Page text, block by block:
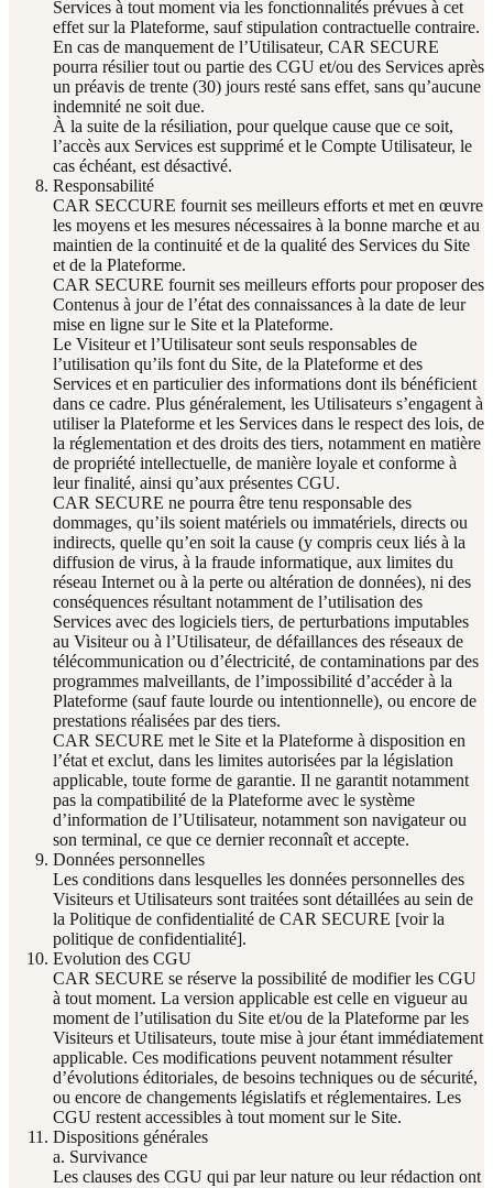
Services à tout moment via les fonctionnalités prévues à cet
effet sur la Plateforme, sauf stipulation contractuelle contraire.
En cas de manquement de l’Utilisateur, CAR SECURE
pourra résilier tout ou partie des CGU et/ou des Services après
un préavis de trente (30) jours resté sans effet, sans qu’aucune
indemnité ne soit due.
À la suite de la résiliation, pour quelque cause que ce soit,
l’accès aux Services est supprimé et le Compte Utilisateur, le
cas échéant, est désactivé.
Responsabilité
CAR SECCURE fournit ses meilleurs efforts et met en œuvre
les moyens et les mesures nécessaires à la bonne marche et au
maintien de la continuité et de la qualité des Services du Site
et de la Plateforme.
CAR SECURE fournit ses meilleurs efforts pour proposer des
Contenus à jour de l’état des connaissances à la date de leur
mise en ligne sur le Site et la Plateforme.
Le Visiteur et l’Utilisateur sont seuls responsables de
l’utilisation qu’ils font du Site, de la Plateforme et des
Services et en particulier des informations dont ils bénéficient
dans ce cadre. Plus généralement, les Utilisateurs s’engagent à
utiliser la Plateforme et les Services dans le respect des lois, de
la réglementation et des droits des tiers, notamment en matière
de propriété intellectuelle, de manière loyale et conforme à
leur finalité, ainsi qu’aux présentes CGU.
CAR SECURE ne pourra être tenu responsable des
dommages, qu’ils soient matériels ou immatériels, directs ou
indirects, quelle qu’en soit la cause (y compris ceux liés à la
diffusion de virus, à la fraude informatique, aux limites du
réseau Internet ou à la perte ou altération de données), ni des
conséquences résultant notamment de l’utilisation des
Services avec des logiciels tiers, de perturbations imputables
au Visiteur ou à l’Utilisateur, de défaillances des réseaux de
télécommunication ou d’électricité, de contaminations par des
programmes malveillants, de l’impossibilité d’accéder à la
Plateforme (sauf faute lourde ou intentionnelle), ou encore de
prestations réalisées par des tiers.
CAR SECURE met le Site et la Plateforme à disposition en
l’état et exclut, dans les limites autorisées par la législation
applicable, toute forme de garantie. Il ne garantit notamment
pas la compatibilité de la Plateforme avec le système
d’information de l’Utilisateur, notamment son navigateur ou
son terminal, ce que ce dernier reconnaît et accepte.
Données personnelles
Les conditions dans lesquelles les données personnelles des
Visiteurs et Utilisateurs sont traitées sont détaillées au sein de
la Politique de confidentialité de CAR SECURE [voir la
politique de confidentialité].
Evolution des CGU
CAR SECURE se réserve la possibilité de modifier les CGU
à tout moment. La version applicable est celle en vigueur au
moment de l’utilisation du Site et/ou de la Plateforme par les
Visiteurs et Utilisateurs, toute mise à jour étant immédiatement
applicable. Ces modifications peuvent notamment résulter
d’évolutions éditoriales, de besoins techniques ou de sécurité,
ou encore de changements législatifs et réglementaires. Les
CGU restent accessibles à tout moment sur le Site.
Dispositions générales
a. Survivance
Les clauses des CGU qui par leur nature ou leur rédaction ont